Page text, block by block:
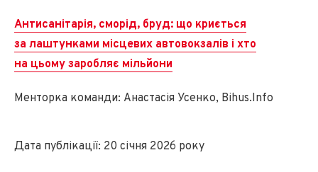
Антисанітарія, сморід, бруд: що криється
за лаштунками місцевих автовокзалів і хто
на цьому заробляє мільйони
Менторка команди: Анастасія Усенко, Bihus.Info
Дата публікації: 20 січня 2026 року